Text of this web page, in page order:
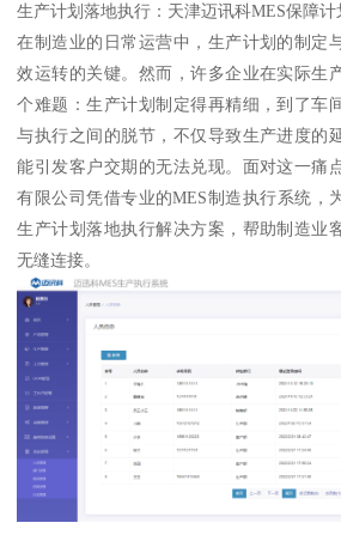
生产计划落地执行：天津迈讯科MES保障
在制造业的日常运营中，生产计划的制定
效运转的关键。然而，许多企业在实际生
个难题：生产计划制定得再精细，到了车
与执行之间的脱节，不仅导致生产进度的
能引发客户交期的无法兑现。面对这一痛
有限公司凭借专业的MES制造执行系统，
生产计划落地执行解决方案，帮助制造业
无缝连接。